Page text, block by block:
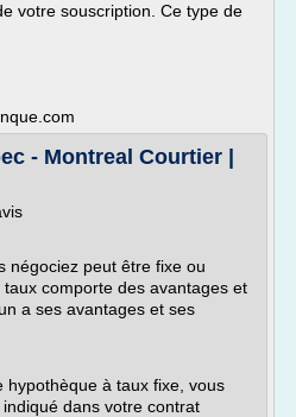
votre souscription. Ce type de
- Montreal Courtier |
négociez peut être fixe ou
comporte des avantages et
a ses avantages et ses
hypothèque à taux fixe, vous
dans votre contrat